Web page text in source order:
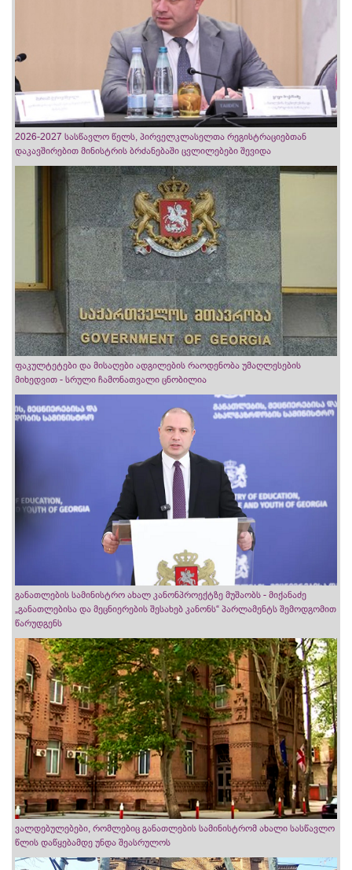
2026-2027 სასწავლო წელს, პირველკლასელთა რეგისტრაციებთან
დაკავშირებით მინისტრის ბრძანებაში ცვლილებები შევიდა
ფაკულტეტები და მისაღები ადგილების რაოდენობა უმაღლესების
მიხედვით - სრული ჩამონათვალი ცნობილია
განათლების სამინისტრო ახალ კანონპროექტზე მუშაობს - მიქანაძე
„განათლებისა და მეცნიერების შესახებ კანონს“ პარლამენტს შემოდგომით
წარუდგენს
ვალდებულებები, რომლებიც განათლების სამინისტრომ ახალი სასწავლო
წლის დაწყებამდე უნდა შეასრულოს